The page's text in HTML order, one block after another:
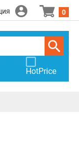
0
HotPrice